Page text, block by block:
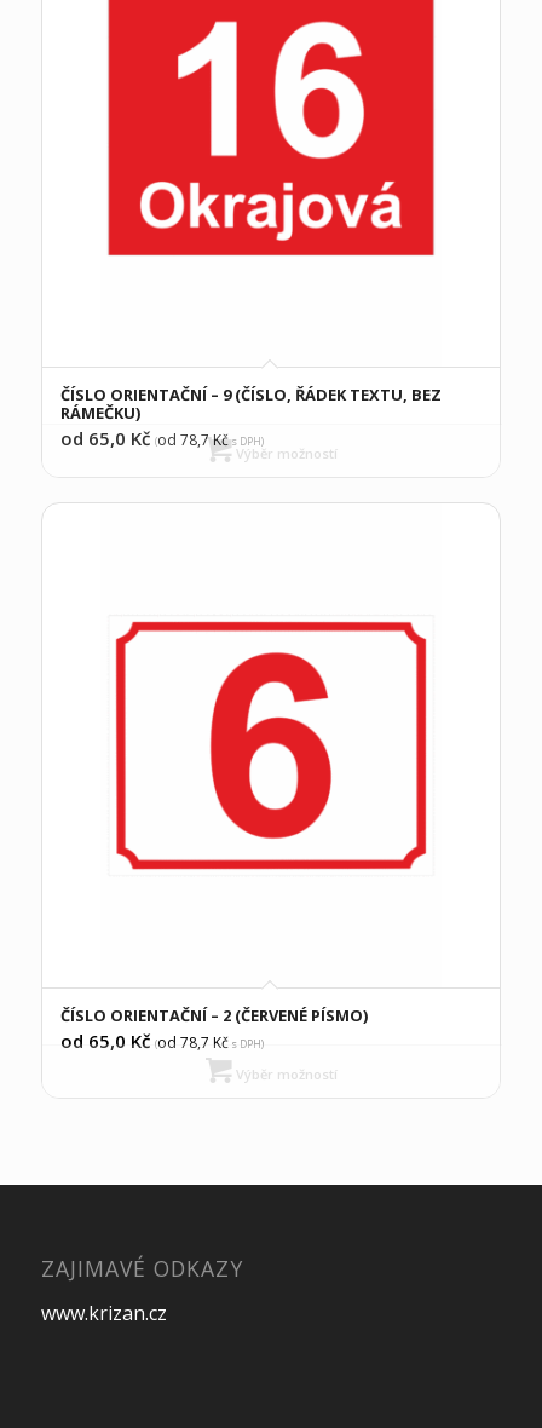
ČÍSLO ORIENTAČNÍ – 9 (ČÍSLO, ŘÁDEK TEXTU, BEZ
RÁMEČKU)
od 65,0 Kč (od 78,7Kčs DPH)
Výběr možností
ČÍSLO ORIENTAČNÍ – 2 (ČERVENÉ PÍSMO)
od 65,0 Kč (od 78,7 Kčs DPH)
Výběr možností
ZAJIMAVÉ ODKAZY
www.krizan.cz